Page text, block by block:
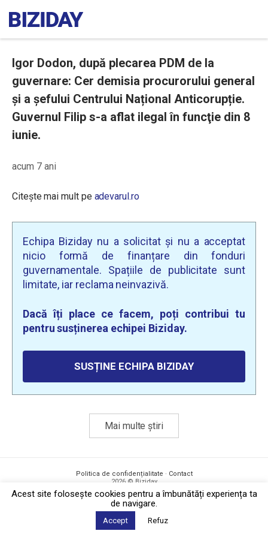
Igor Dodon, după plecarea PDM de la
guvernare: Cer demisia procurorului general
şi a șefului Centrului Național Anticorupție.
Guvernul Filip s-a aflat ilegal în funcţie din 8
iunie.
acum 7 ani
Citește mai mult pe adevarul.ro
Echipa Biziday nu a solicitat și nu a acceptat
nicio formă de finanțare din fonduri
guvernamentale. Spațiile de publicitate sunt
limitate, iar reclama neinvazivă.
Dacă îți place ce facem, poți contribui tu
pentru susținerea echipei Biziday.
SUSȚINE ECHIPA BIZIDAY
Mai multe știri
Politica de confidențialitate · Contact
2026 © Biziday
Acest site foloseşte cookies pentru a îmbunătăți experiența ta
de navigare.
Accept Refuz